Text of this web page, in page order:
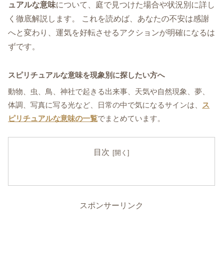
ュアルな意味について、庭で見つけた場合や状況別に詳し
く徹底解説します。 これを読めば、あなたの不安は感謝
へと変わり、運気を好転させるアクションが明確になるは
ずです。
スピリチュアルな意味を現象別に探したい方へ
動物、虫、鳥、神社で起きる出来事、天気や自然現象、夢、
体調、写真に写る光など、日常の中で気になるサインは、
ス
ピリチュアルな意味の一覧でまとめています。
目次
スポンサーリンク